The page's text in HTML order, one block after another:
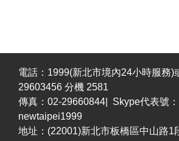
電話：1999(新北市境內24小時服務)
29603456 分機 2581
傳真：02-29660844| Skype代表號：
newtaipei1999
地址：(22001)新北市板橋區中山路1